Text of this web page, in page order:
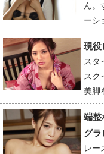
ん。
ーシ
現役
スタ
スク
美脚
端整
グラ
レー